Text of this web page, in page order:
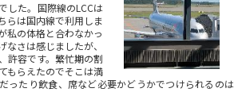
した。国際線のLCCは
らは国内線で利用しま
私の体格と合わなかっ
さは感じましたが、
許容です。繁忙期の割
もらえたのでそこは満
ったり飲食、席など必要かどうかでつけられるのは